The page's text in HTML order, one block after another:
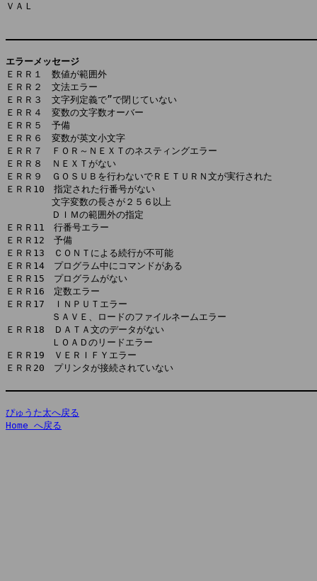
ＶＡＬ
エラーメッセージ
ＥＲＲ１　数値が範囲外
ＥＲＲ２　文法エラー
ＥＲＲ３　文字列定義で”で閉じていない
ＥＲＲ４　変数の文字数オーバー
ＥＲＲ５　予備
ＥＲＲ６　変数が英文小文字
ＥＲＲ７　ＦＯＲ～ＮＥＸＴのネスティングエラー
ＥＲＲ８　ＮＥＸＴがない
ＥＲＲ９　ＧＯＳＵＢを行わないでＲＥＴＵＲＮ文が実行された
ＥＲＲ10　指定された行番号がない
文字変数の長さが２５６以上
ＤＩＭの範囲外の指定
ＥＲＲ11　行番号エラー
ＥＲＲ12　予備
ＥＲＲ13　ＣＯＮＴによる続行が不可能
ＥＲＲ14　プログラム中にコマンドがある
ＥＲＲ15　プログラムがない
ＥＲＲ16　定数エラー
ＥＲＲ17　ＩＮＰＵＴエラー
ＳＡＶＥ、ロードのファイルネームエラー
ＥＲＲ18　ＤＡＴＡ文のデータがない
ＬＯＡＤのリードエラー
ＥＲＲ19　ＶＥＲＩＦＹエラー
ＥＲＲ20　プリンタが接続されていない
ぴゅうた太へ戻る
Home へ戻る